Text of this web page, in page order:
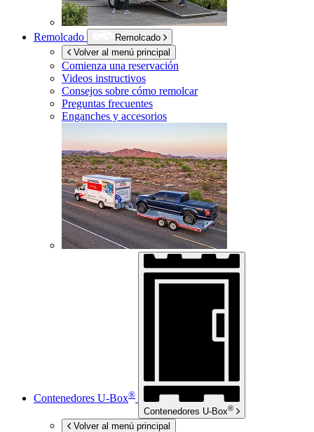
Remolcado
Remolcado
Volver al menú principal
Comienza una reservación
Videos instructivos
Consejos sobre cómo remolcar
Preguntas frecuentes
Enganches y accesorios
Contenedores U-Box®
Contenedores U-Box®
Volver al menú principal